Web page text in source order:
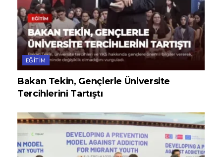
EĞITIM
Bakan Tekin, Gençlerle Üniversite
Tercihlerini Tartıştı